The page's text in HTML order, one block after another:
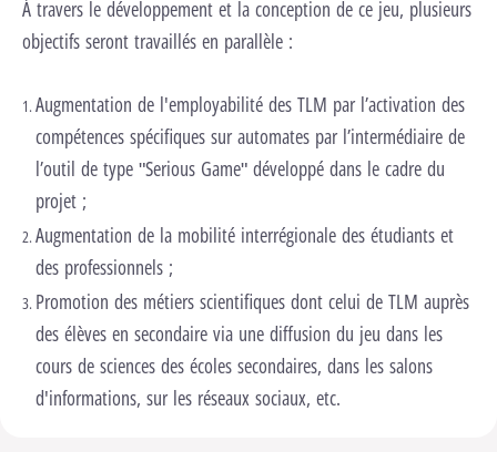
À travers le développement et la conception de ce jeu, plusieurs
objectifs seront travaillés en parallèle :
Augmentation de l'employabilité des TLM par l’activation des
compétences spécifiques sur automates par l’intermédiaire de
l’outil de type "Serious Game" développé dans le cadre du
projet ;
Augmentation de la mobilité interrégionale des étudiants et
des professionnels ;
Promotion des métiers scientifiques dont celui de TLM auprès
des élèves en secondaire via une diffusion du jeu dans les
cours de sciences des écoles secondaires, dans les salons
d'informations, sur les réseaux sociaux, etc.